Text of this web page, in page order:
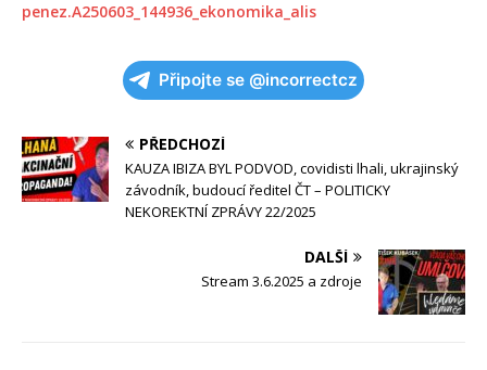
penez.A250603_144936_ekonomika_alis
Připojte se @incorrectcz
PŘEDCHOZÍ
KAUZA IBIZA BYL PODVOD, covidisti lhali, ukrajinský
závodník, budoucí ředitel ČT – POLITICKY
NEKOREKTNÍ ZPRÁVY 22/2025
DALŠÍ
Stream 3.6.2025 a zdroje